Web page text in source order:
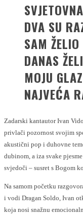
DVA SU
SAM
DANAS
MOJU
NAJVEĆA
Zadarski kantautor Ivan
privlači pozornost svojim
akustični pop i duhovne
dubinom, a iza svake
svjedoči – susret s Bogom
Na samom početku
i vodi Dragan Soldo, Ivan
koja nosi snažnu